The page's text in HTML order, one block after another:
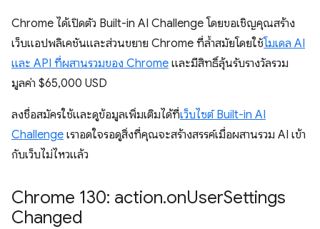
Chrome ได้เปิดตัว Built-in AI Challenge โดยขอเชิญคุณสร้าง
เว็บแอปพลิเคชันและส่วนขยาย Chrome ที่ล้ำสมัยโดยใช้โมเดล AI
และ API ที่ผสานรวมของ Chrome และมีสิทธิ์ลุ้นรับรางวัลรวม
มูลค่า $65,000 USD
ลงชื่อสมัครใช้และดูข้อมูลเพิ่มเติมได้ที่เว็บไซต์ Built-in AI
Challenge เราอดใจรอดูสิ่งที่คุณจะสร้างสรรค์เมื่อผสานรวม AI เข้า
กับเว็บไม่ไหวแล้ว
Chrome 130: action.onUserSettings
Changed